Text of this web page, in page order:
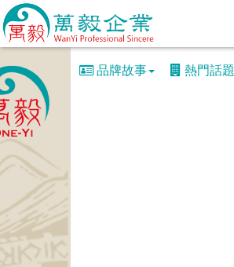
品牌故事 熱門話題